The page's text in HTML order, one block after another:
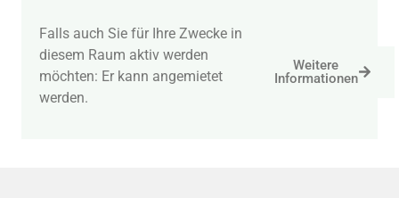
Falls auch Sie für Ihre Zwecke in
diesem Raum aktiv werden
möchten: Er kann angemietet
werden.
Weitere
Informationen